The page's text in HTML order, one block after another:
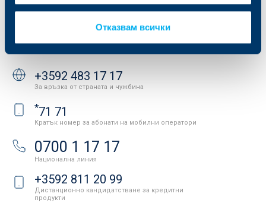
Отказвам всички
Важни документи
Свържете се с нас
+3592 483 17 17
За връзка от страната и чужбина
*71 71
Кратък номер за абонати на мобилни оператори
0700 1 17 17
Национална линия
+3592 811 20 99
Дистанционно кандидатстване за кредитни
продукти